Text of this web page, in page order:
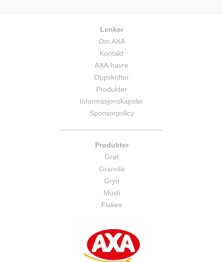
Lenker
Om AXA
Kontakt
AXA-havre
Oppskrifter
Produkter
Informasjonskapsler
Sponsorpolicy
Produkter
Grøt
Granola
Gryn
Müsli
Flakes